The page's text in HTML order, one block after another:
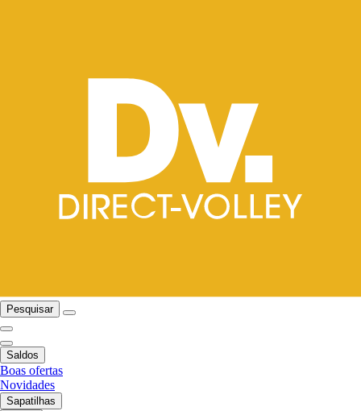
Pesquisar
Saldos
Boas ofertas
Novidades
Sapatilhas